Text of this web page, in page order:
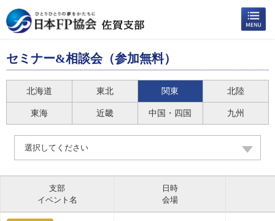
セミナー&相談会（参加無料）
北海道 東北 関東 北陸
東海 近畿 中国・四国 九州
選択してください
支部
イベント名
日時
会場